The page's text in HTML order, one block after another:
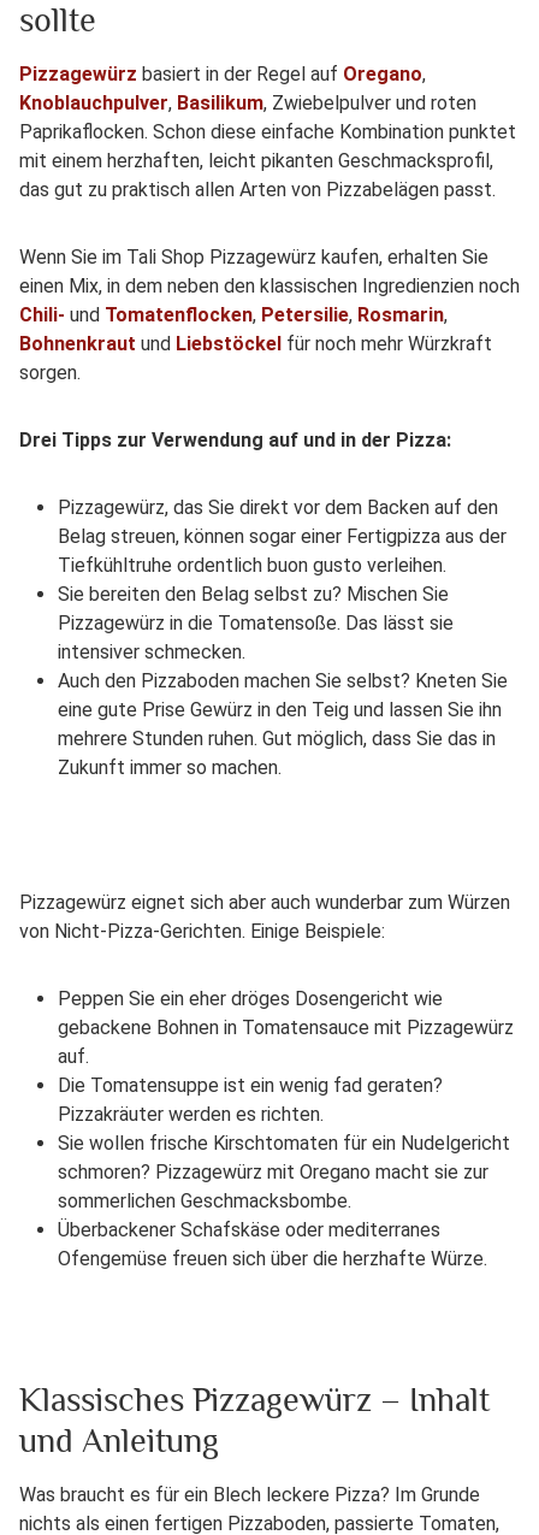
sollte
Pizzagewürz basiert in der Regel auf Oregano,
Knoblauchpulver, Basilikum, Zwiebelpulver und roten
Paprikaflocken. Schon diese einfache Kombination punktet
mit einem herzhaften, leicht pikanten Geschmacksprofil,
das gut zu praktisch allen Arten von Pizzabelägen passt.
Wenn Sie im Tali Shop Pizzagewürz kaufen, erhalten Sie
einen Mix, in dem neben den klassischen Ingredienzien noch
Chili- und Tomatenflocken, Petersilie, Rosmarin,
Bohnenkraut und Liebstöckel für noch mehr Würzkraft
sorgen.
Drei Tipps zur Verwendung auf und in der Pizza:
Pizzagewürz, das Sie direkt vor dem Backen auf den
Belag streuen, können sogar einer Fertigpizza aus der
Tiefkühltruhe ordentlich buon gusto verleihen.
Sie bereiten den Belag selbst zu? Mischen Sie
Pizzagewürz in die Tomatensoße. Das lässt sie
intensiver schmecken.
Auch den Pizzaboden machen Sie selbst? Kneten Sie
eine gute Prise Gewürz in den Teig und lassen Sie ihn
mehrere Stunden ruhen. Gut möglich, dass Sie das in
Zukunft immer so machen.
Pizzagewürz eignet sich aber auch wunderbar zum Würzen
von Nicht-Pizza-Gerichten. Einige Beispiele:
Peppen Sie ein eher dröges Dosengericht wie
gebackene Bohnen in Tomatensauce mit Pizzagewürz
auf.
Die Tomatensuppe ist ein wenig fad geraten?
Pizzakräuter werden es richten.
Sie wollen frische Kirschtomaten für ein Nudelgericht
schmoren? Pizzagewürz mit Oregano macht sie zur
sommerlichen Geschmacksbombe.
Überbackener Schafskäse oder mediterranes
Ofengemüse freuen sich über die herzhafte Würze.
Klassisches Pizzagewürz – Inhalt
und Anleitung
Was braucht es für ein Blech leckere Pizza? Im Grunde
nichts als einen fertigen Pizzaboden, passierte Tomaten,